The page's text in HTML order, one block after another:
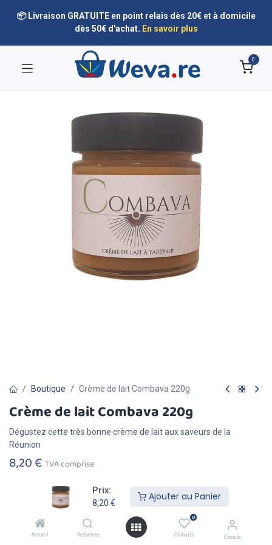
Prix:
8,20 €
Ajouter au Panier
Accueil Recherche
0
Souhaits Compte
📦 Livraison GRATUITE en point relais dès 20€ et à domicile
dès 50€ d'achat. En savoir plus
0
Boutique Crème de lait Combava 220g
Crème de lait Combava 220g
Dégustez cette très bonne crème de lait aux saveurs de la
Réunion
8,20€ TVA comprise
Ajouter au
Acheter